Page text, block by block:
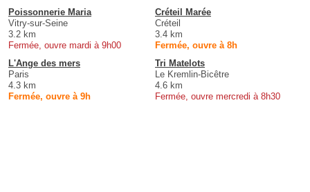
Poissonnerie Maria
Vitry-sur-Seine
3.2 km
Fermée, ouvre mardi à 9h00
Créteil Marée
Créteil
3.4 km
Fermée, ouvre à 8h
L'Ange des mers
Paris
4.3 km
Fermée, ouvre à 9h
Tri Matelots
Le Kremlin-Bicêtre
4.6 km
Fermée, ouvre mercredi à 8h30